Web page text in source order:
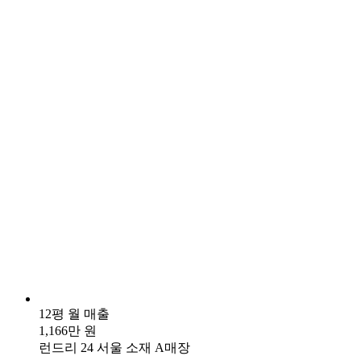
12평 월 매출
1,166만 원
런드리 24 서울 소재 A매장